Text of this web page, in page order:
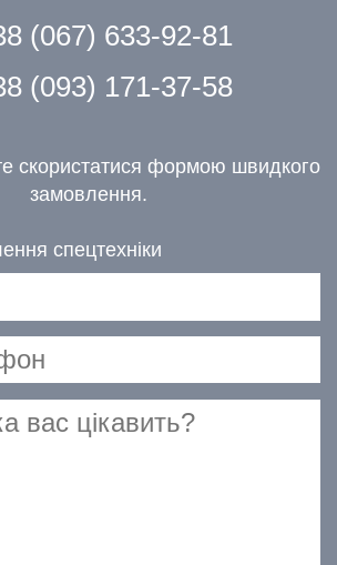
(067) 633-92-81
(093) 171-37-58
скористатися формою швидкого
замовлення.
спецтехніки